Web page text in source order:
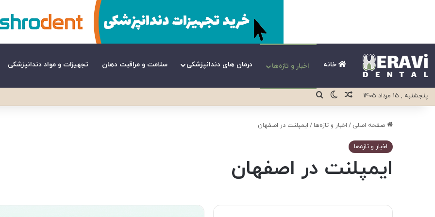
خانه اخبار و تازه‌ها درمان های دندانپزشکی سلامت و مراقبت دهان تجهیزات و مواد دندانپزشکی
پنجشنبه , 15 مرداد 1405 نوشته تصادفی
تغییر پوسته
جستجو برای
صفحه اصلی / اخبار و تازه‌ها / ایمپلنت در اصفهان
اخبار و تازه‌ها
ایمپلنت در اصفهان